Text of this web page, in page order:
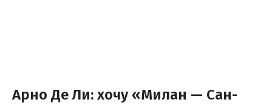
Арно Де Ли: хочу «Милан — Сан-